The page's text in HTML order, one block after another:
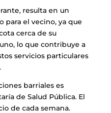
resulta en un
para el vecino, ya que
cerca de su
lo que contribuye a
servicios particulares
barriales es
de Salud Pública. El
de cada semana.